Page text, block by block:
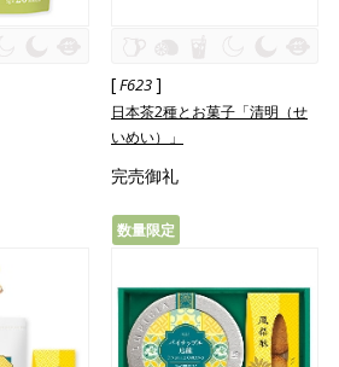
[F623]
日本茶2種とお菓子「清明（せ
いめい）」
完売御礼
数量限定